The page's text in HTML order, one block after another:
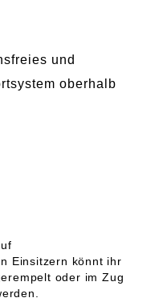
und
oberhalb
Einsitzern könnt ihr
oder im Zug